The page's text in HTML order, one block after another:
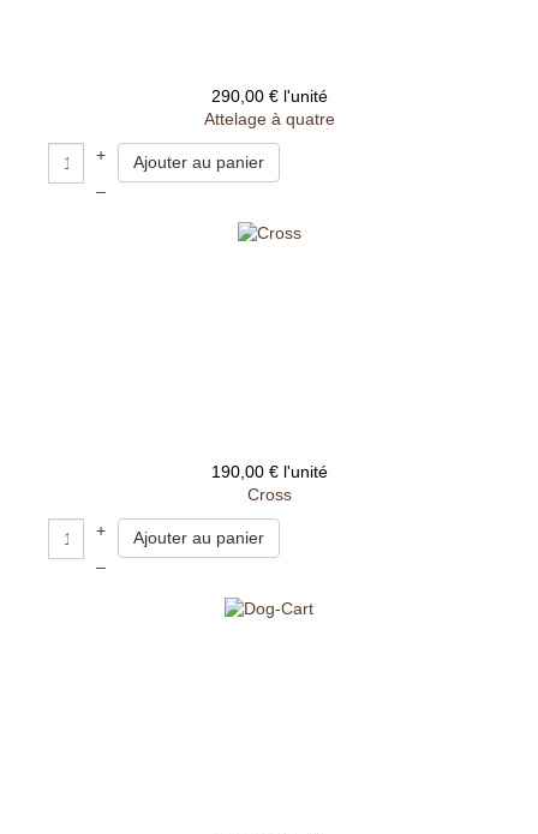
290,00 € l'unité
Attelage à quatre
+
–
190,00 € l'unité
Cross
+
–